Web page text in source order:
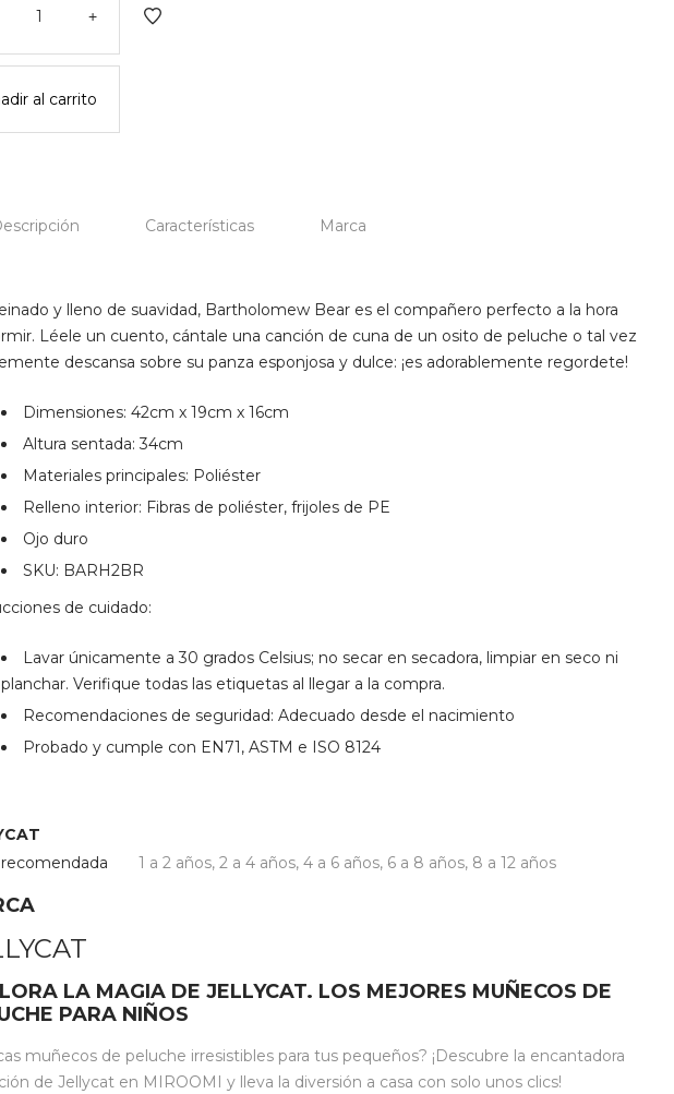
+
al carrito
Características Marca
y lleno de suavidad, Bartholomew Bear es el compañero perfecto a la hora
Léele un cuento, cántale una canción de cuna de un osito de peluche o tal vez
descansa sobre su panza esponjosa y dulce: ¡es adorablemente regordete!
Dimensiones: 42cm x 19cm x 16cm
Altura sentada: 34cm
Materiales principales: Poliéster
Relleno interior: Fibras de poliéster, frijoles de PE
Ojo duro
SKU: BARH2BR
de cuidado:
Lavar únicamente a 30 grados Celsius; no secar en secadora, limpiar en seco ni
planchar. Verifique todas las etiquetas al llegar a la compra.
Recomendaciones de seguridad: Adecuado desde el nacimiento
Probado y cumple con EN71, ASTM e ISO 8124
recomendada
1 a 2 años, 2 a 4 años, 4 a 6 años, 6 a 8 años, 8 a 12 años
LA MAGIA DE JELLYCAT. LOS MEJORES MUÑECOS DE
PARA NIÑOS
muñecos de peluche irresistibles para tus pequeños? ¡Descubre la encantadora
de Jellycat en MIROOMI y lleva la diversión a casa con solo unos clics!